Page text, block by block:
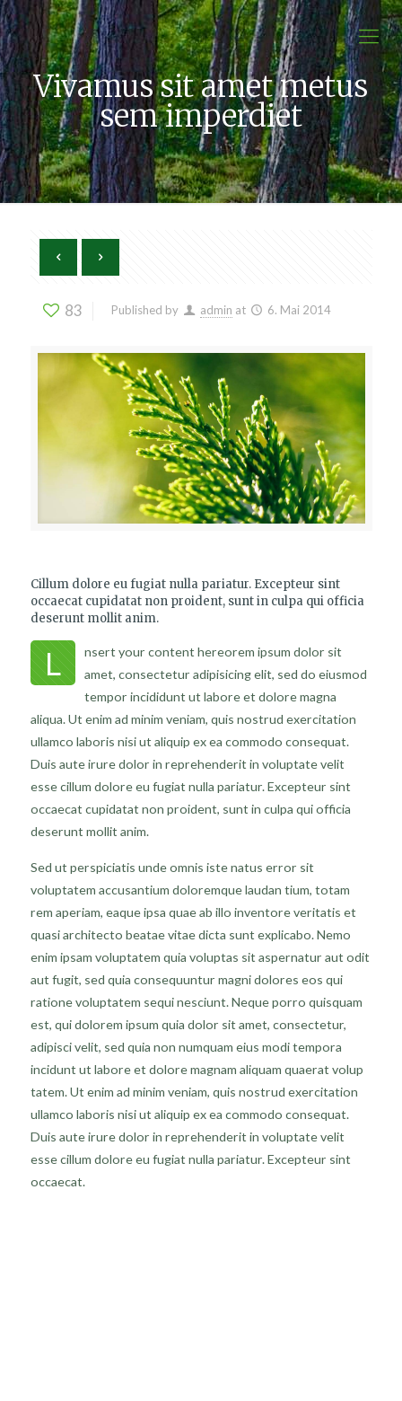
Vivamus sit amet metus
sem imperdiet
83 Published by admin at 6. Mai 2014
Cillum dolore eu fugiat nulla pariatur. Excepteur sint
occaecat cupidatat non proident, sunt in culpa qui officia
deserunt mollit anim.
L
nsert your content hereorem ipsum dolor sit
amet, consectetur adipisicing elit, sed do eiusmod
tempor incididunt ut labore et dolore magna
aliqua. Ut enim ad minim veniam, quis nostrud exercitation
ullamco laboris nisi ut aliquip ex ea commodo consequat.
Duis aute irure dolor in reprehenderit in voluptate velit
esse cillum dolore eu fugiat nulla pariatur. Excepteur sint
occaecat cupidatat non proident, sunt in culpa qui officia
deserunt mollit anim.
Sed ut perspiciatis unde omnis iste natus error sit
voluptatem accusantium doloremque laudan tium, totam
rem aperiam, eaque ipsa quae ab illo inventore veritatis et
quasi architecto beatae vitae dicta sunt explicabo. Nemo
enim ipsam voluptatem quia voluptas sit aspernatur aut odit
aut fugit, sed quia consequuntur magni dolores eos qui
ratione voluptatem sequi nesciunt. Neque porro quisquam
est, qui dolorem ipsum quia dolor sit amet, consectetur,
adipisci velit, sed quia non numquam eius modi tempora
incidunt ut labore et dolore magnam aliquam quaerat volup
tatem. Ut enim ad minim veniam, quis nostrud exercitation
ullamco laboris nisi ut aliquip ex ea commodo consequat.
Duis aute irure dolor in reprehenderit in voluptate velit
esse cillum dolore eu fugiat nulla pariatur. Excepteur sint
occaecat.